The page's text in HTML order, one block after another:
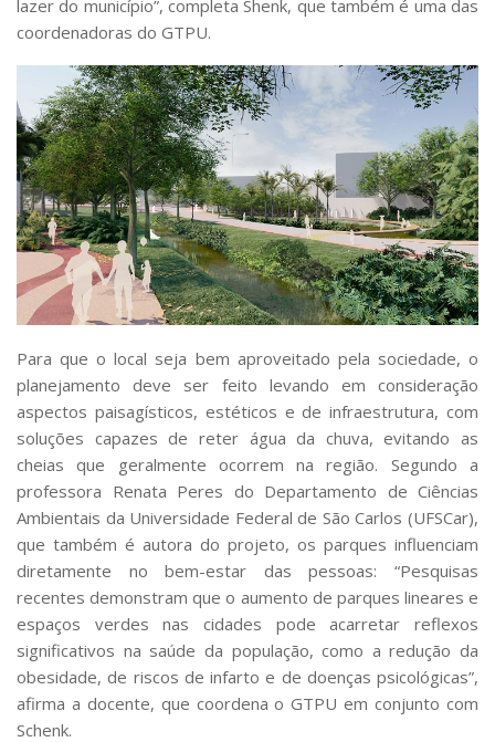
lazer do município”, completa Shenk, que também é uma das
coordenadoras do GTPU.
Para que o local seja bem aproveitado pela sociedade, o
planejamento deve ser feito levando em consideração
aspectos paisagísticos, estéticos e de infraestrutura, com
soluções capazes de reter água da chuva, evitando as
cheias que geralmente ocorrem na região. Segundo a
professora Renata Peres do Departamento de Ciências
Ambientais da Universidade Federal de São Carlos (UFSCar),
que também é autora do projeto, os parques influenciam
diretamente no bem-estar das pessoas: “Pesquisas
recentes demonstram que o aumento de parques lineares e
espaços verdes nas cidades pode acarretar reflexos
significativos na saúde da população, como a redução da
obesidade, de riscos de infarto e de doenças psicológicas”,
afirma a docente, que coordena o GTPU em conjunto com
Schenk.